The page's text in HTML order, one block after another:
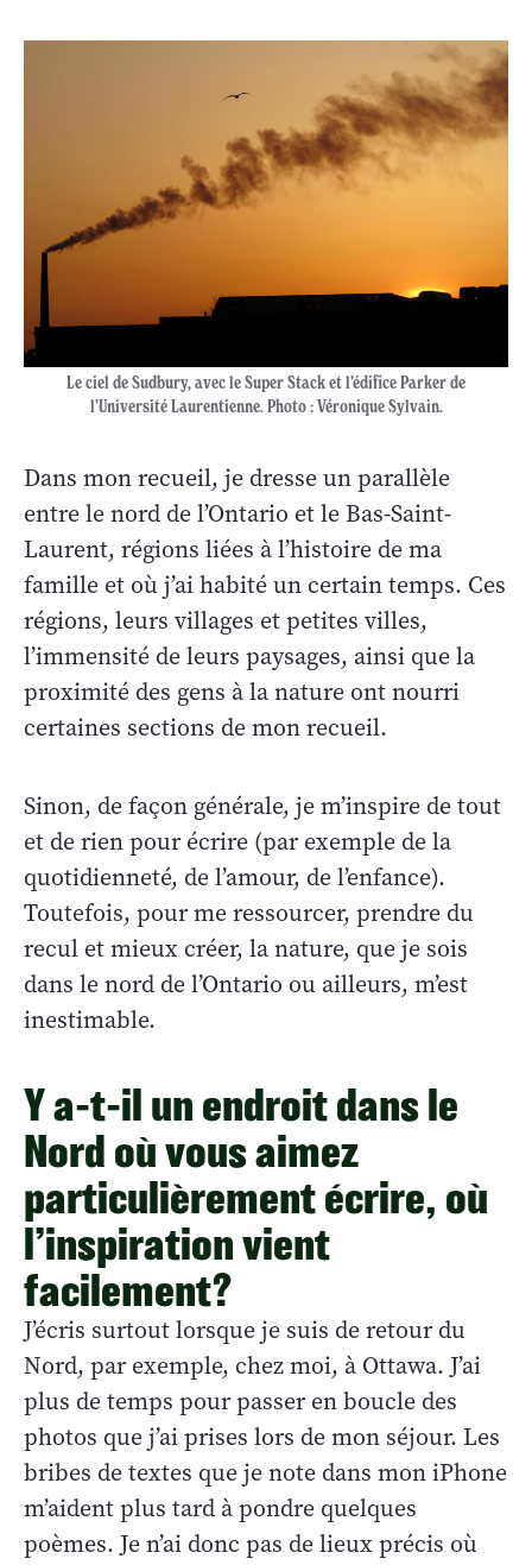
Le ciel de Sudbury, avec le Super Stack et l’édifice Parker de
l’Université Laurentienne. Photo : Véronique Sylvain.
Dans mon recueil, je dresse un parallèle
entre le nord de l’Ontario et le Bas-Saint-
Laurent, régions liées à l’histoire de ma
famille et où j’ai habité un certain temps. Ces
régions, leurs villages et petites villes,
l’immensité de leurs paysages, ainsi que la
proximité des gens à la nature ont nourri
certaines sections de mon recueil.
Sinon, de façon générale, je m’inspire de tout
et de rien pour écrire (par exemple de la
quotidienneté, de l’amour, de l’enfance).
Toutefois, pour me ressourcer, prendre du
recul et mieux créer, la nature, que je sois
dans le nord de l’Ontario ou ailleurs, m’est
inestimable.
Y a-t-il un endroit dans le
Nord où vous aimez
particulièrement écrire, où
l’inspiration vient
facilement?
J’écris surtout lorsque je suis de retour du
Nord, par exemple, chez moi, à Ottawa. J’ai
plus de temps pour passer en boucle des
photos que j’ai prises lors de mon séjour. Les
bribes de textes que je note dans mon iPhone
m’aident plus tard à pondre quelques
poèmes. Je n’ai donc pas de lieux précis où